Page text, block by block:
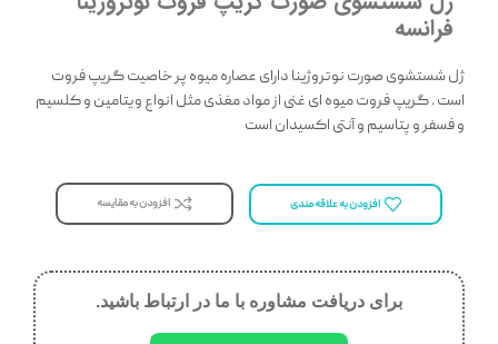
فرانسه
ژل شستشوی صورت نوتروژینا دارای عصاره میوه پر خاصیت گریپ فروت
است . گریپ فروت میوه ای غنی از مواد مغذی مثل انواع ویتامین و کلسیم
و فسفر و پتاسیم و آنتی اکسیدان است
افزودن به علاقه مندی افزودن به مقایسه
برای دریافت مشاوره با ما در ارتباط باشید.